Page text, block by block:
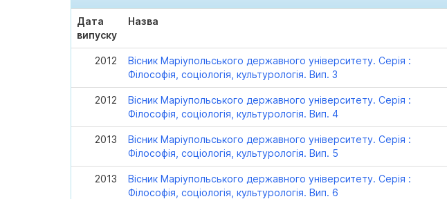
Дата
випуску
Назва
2012
Вісник Маріупольського державного університету. Серія :
Філософія, соціологія, культурологія. Вип. 3
2012
Вісник Маріупольського державного університету. Серія :
Філософія, соціологія, культурологія. Вип. 4
2013
Вісник Маріупольського державного університету. Серія :
Філософія, соціологія, культурологія. Вип. 5
2013
Вісник Маріупольського державного університету. Серія :
Філософія, соціологія, культурологія. Вип. 6